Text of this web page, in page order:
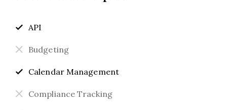
API
Budgeting
Calendar Management
Compliance Tracking